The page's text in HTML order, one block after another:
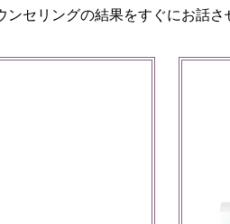
ンセリングの結果をすぐにお話さ